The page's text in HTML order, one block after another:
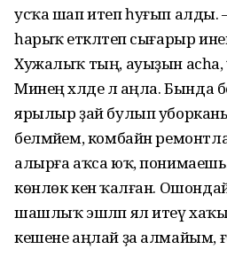
усҡа шап итеп һуғып алды. –
һарыҡ етәкләтеп сығарыр
Хужалыҡ тың, ауыҙын асһа,
Минең хәлде лә аңла. Бында
ярылыр ҙай булып уборканы
белмәйем, комбайн
алырға аҡса юҡ,
көнлөк кенә ҡалған.
шашлыҡ эшләп ял итеү
кешене аңлай ҙа алмайым,